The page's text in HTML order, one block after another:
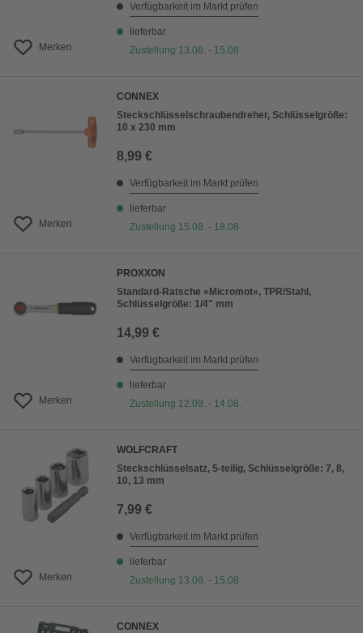
Merken
Verfügbarkeit im Markt prüfen
lieferbar
Zustellung 13.08. - 15.08.
Merken
CONNEX
Steckschlüsselschraubendreher, Schlüsselgröße:
10 x 230 mm
8,99 €
Verfügbarkeit im Markt prüfen
lieferbar
Zustellung 15.08. - 18.08.
Merken
PROXXON
Standard-Ratsche »Micromot«, TPR/Stahl,
Schlüsselgröße: 1/4" mm
14,99 €
Verfügbarkeit im Markt prüfen
lieferbar
Zustellung 12.08. - 14.08.
Merken
WOLFCRAFT
Steckschlüsselsatz, 5-teilig, Schlüsselgröße: 7, 8,
10, 13 mm
7,99 €
Verfügbarkeit im Markt prüfen
lieferbar
Zustellung 13.08. - 15.08.
CONNEX